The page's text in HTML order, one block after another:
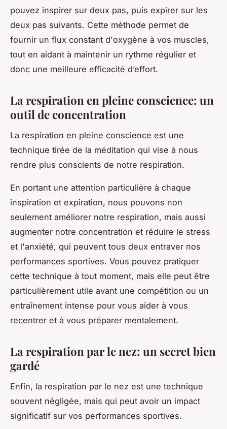
pouvez inspirer sur deux pas, puis expirer sur les
deux pas suivants. Cette méthode permet de
fournir un flux constant d'oxygène à vos muscles,
tout en aidant à maintenir un rythme régulier et
donc une meilleure efficacité d’effort.
La respiration en pleine conscience: un
outil de concentration
La respiration en pleine conscience est une
technique tirée de la méditation qui vise à nous
rendre plus conscients de notre respiration.
En portant une attention particulière à chaque
inspiration et expiration, nous pouvons non
seulement améliorer notre respiration, mais aussi
augmenter notre concentration et réduire le stress
et l'anxiété, qui peuvent tous deux entraver nos
performances sportives. Vous pouvez pratiquer
cette technique à tout moment, mais elle peut être
particulièrement utile avant une compétition ou un
entraînement intense pour vous aider à vous
recentrer et à vous préparer mentalement.
La respiration par le nez: un secret bien
gardé
Enfin, la respiration par le nez est une technique
souvent négligée, mais qui peut avoir un impact
significatif sur vos performances sportives.